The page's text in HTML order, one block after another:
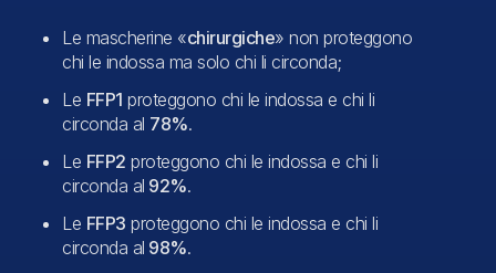
Le mascherine «chirurgiche» non proteggono
chi le indossa ma solo chi li circonda;
Le FFP1 proteggono chi le indossa e chi li
circonda al 78%.
Le FFP2 proteggono chi le indossa e chi li
circonda al 92%.
Le FFP3 proteggono chi le indossa e chi li
circonda al 98%.